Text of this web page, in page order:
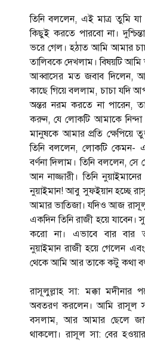
তিনি বললেন, এই মাত্র তুমি
কিছুই করতে পারবো না।
ভরে গেল। হঠাত আমি আমার
তালিবকে দেখলাম। বিষয়টি
আব্বাসের মত জবাব দিলেন,
কাছে গিয়ে বললাম, চাচা যদি
অন্তর নরম করতে না পারেন,
করুন, যে লোকটি আমাকে নিন্দা
মানুষকে আমার প্রতি ক্ষেপিয়ে
তিনি বললেন, লোকটি কেমন-
বর্ণনা দিলাম। তিনি বললেন,
আন নাজ্জারী। তিনি
নুয়াইমান! আবু সুফইয়ান হচ্ছে
আমার ভাতিজা। যদিও আজ
একদিন তিনি রাজী হয়ে যাবেন।
করো না। এভাবে বার বার
নুয়াইমান রাজী হয়ে গেলেন
থেকে আমি আর তাকে কটু কথা
রাসূলুল্লাহ সা: মক্কা মদীনার
অবতরণ করলেন। আমি রাসূল
বসলাম, আর আমার ছেলে
থাকলো। রাসূল সা: বের